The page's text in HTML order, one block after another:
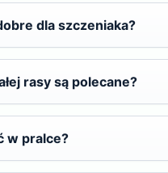
dla szczeniaka?
rasy są polecane?
w pralce?